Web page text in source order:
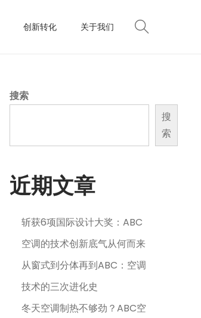
创新转化 关于我们
搜索
搜
索
近期文章
斩获6项国际设计大奖：ABC
空调的技术创新底气从何而来
从窗式到分体再到ABC：空调
技术的三次进化史
冬天空调制热不够劲？ABC空